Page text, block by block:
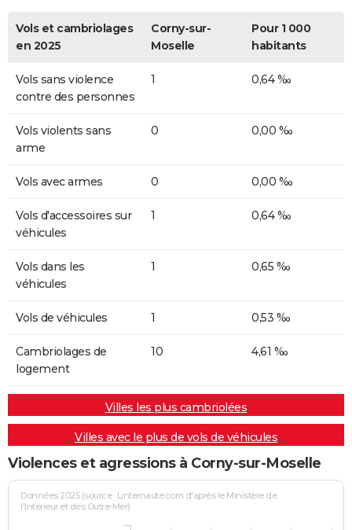
Vols et cambriolages
en 2025
Corny-sur-
Moselle
Pour 1 000
habitants
Vols sans violence
contre des personnes
1 0,64 ‰
Vols violents sans
arme
0 0,00 ‰
Vols avec armes 0 0,00 ‰
Vols d'accessoires sur
véhicules
1 0,64 ‰
Vols dans les
véhicules
1 0,65 ‰
Vols de véhicules 1 0,53 ‰
Cambriolages de
logement
10 4,61 ‰
Villes les plus cambriolées
Villes avec le plus de vols de véhicules
Violences et agressions à Corny-sur-Moselle
Données 2025 (source : Linternaute.com d'après le Ministère de
l'Intérieur et des Outre-Mer)